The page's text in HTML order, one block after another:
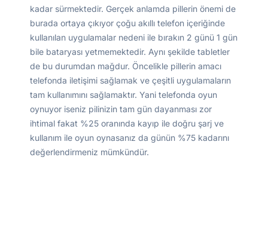
kadar sürmektedir. Gerçek anlamda pillerin önemi de
burada ortaya çıkıyor çoğu akıllı telefon içeriğinde
kullanılan uygulamalar nedeni ile bırakın 2 günü 1 gün
bile bataryası yetmemektedir. Aynı şekilde tabletler
de bu durumdan mağdur. Öncelikle pillerin amacı
telefonda iletişimi sağlamak ve çeşitli uygulamaların
tam kullanımını sağlamaktır. Yani telefonda oyun
oynuyor iseniz pilinizin tam gün dayanması zor
ihtimal fakat %25 oranında kayıp ile doğru şarj ve
kullanım ile oyun oynasanız da günün %75 kadarını
değerlendirmeniz mümkündür.